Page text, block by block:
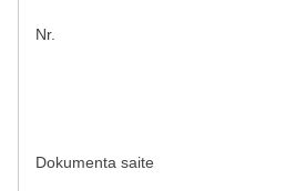
Nr.
Dokumenta saite